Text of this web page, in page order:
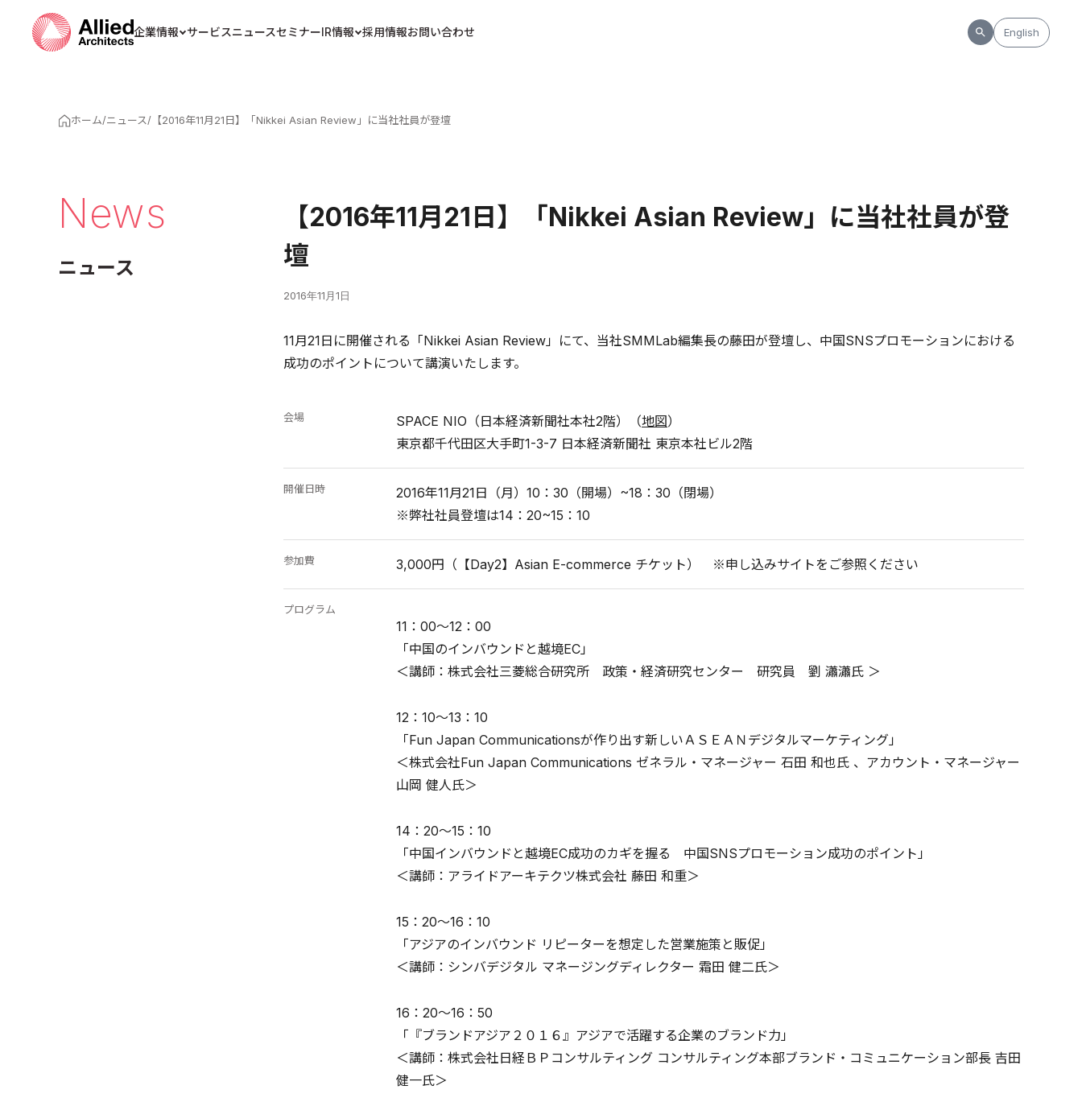
企業情報 サービスニュースセミナーIR情報 採用情報お問い合わせ English
ホーム/ニュース/ 【2016年11月21日】「Nikkei Asian Review」に当社社員が登壇
News
ニュース
【2016年11月21日】「Nikkei Asian Review」に当社社員が登
壇
2016年11月1日
11月21日に開催される「Nikkei Asian Review」にて、当社SMMLab編集長の藤田が登壇し、中国SNSプロモーションにおける
成功のポイントについて講演いたします。
会場 SPACE NIO（日本経済新聞社本社2階）（地図）
東京都千代田区大手町1-3-7 日本経済新聞社 東京本社ビル2階
開催日時
2016年11月21日（月）10：30（開場）~18：30（閉場）
※弊社社員登壇は14：20~15：10
参加費 3,000円（【Day2】Asian E-commerce チケット） ※申し込みサイトをご参照ください
プログラム
11：00～12：00
「中国のインバウンドと越境EC」
＜講師：株式会社三菱総合研究所 政策・経済研究センター 研究員 劉 瀟瀟氏 ＞
12：10～13：10
「Fun Japan Communicationsが作り出す新しいＡＳＥＡＮデジタルマーケティング」
＜株式会社Fun Japan Communications ゼネラル・マネージャー 石田 和也氏 、アカウント・マネージャー
山岡 健人氏＞
14：20～15：10
「中国インバウンドと越境EC成功のカギを握る 中国SNSプロモーション成功のポイント」
＜講師：アライドアーキテクツ株式会社 藤田 和重＞
15：20～16：10
「アジアのインバウンド リピーターを想定した営業施策と販促」
＜講師：シンバデジタル マネージングディレクター 霜田 健二氏＞
16：20～16：50
「『ブランドアジア２０１６』アジアで活躍する企業のブランド力」
＜講師：株式会社日経ＢＰコンサルティング コンサルティング本部ブランド・コミュニケーション部長 吉田
健一氏＞